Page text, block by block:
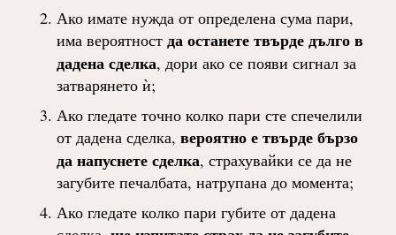
Ако имате нужда от определена сума пари,
има вероятност да останете твърде дълго в
дадена сделка, дори ако се появи сигнал за
затварянето ѝ;
Ако гледате точно колко пари сте спечелили
от дадена сделка, вероятно е твърде бързо
да напуснете сделка, страхувайки се да не
загубите печалбата, натрупана до момента;
Ако гледате колко пари губите от дадена